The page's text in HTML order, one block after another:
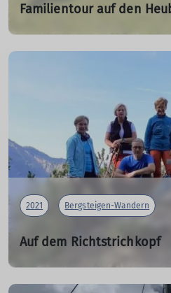
Familientour auf den
05.10.2021
Am Samstag, den 2. Oktober,
25 große und kleine Wanderer
Weg zum Wanderparkplatz
um den Heuberg zu erstürmen.
mehr erfahren
2021 Bergsteigen-Wandern
Auf dem Richtstrichkopf
07.10.2021
Der Richtstrichkopf ist ein